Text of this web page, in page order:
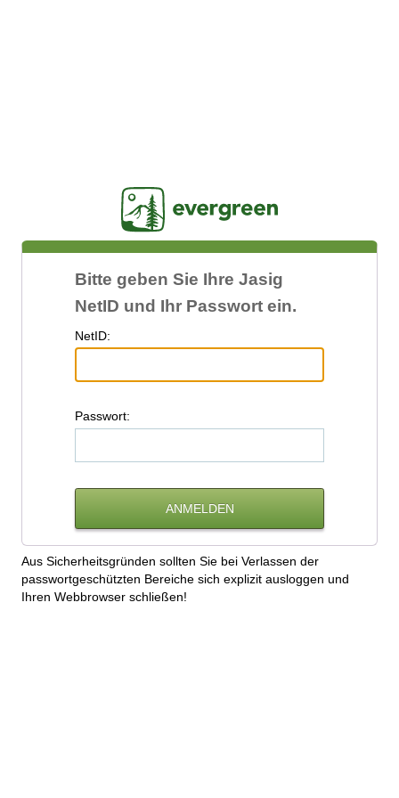
Bitte geben Sie Ihre Jasig
NetID und Ihr Passwort ein.
NetID:
Passwort:
Aus Sicherheitsgründen sollten Sie bei Verlassen der
passwortgeschützten Bereiche sich explizit ausloggen und
Ihren Webbrowser schließen!